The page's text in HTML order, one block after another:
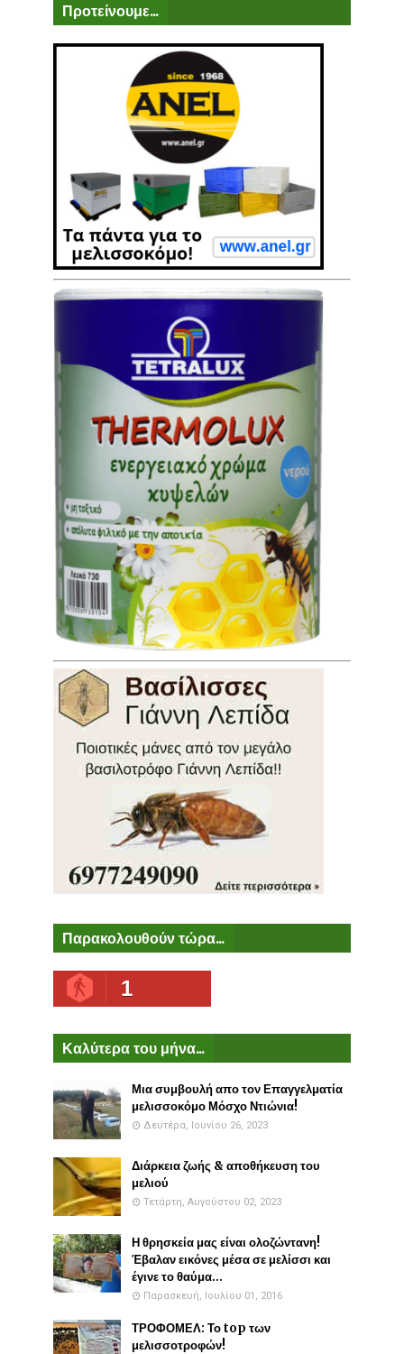
Προτείνουμε...
Παρακολουθούν τώρα...
1
Καλύτερα του μήνα...
Μια συμβουλή απο τον Επαγγελματία
μελισσοκόμο Μόσχο Ντιώνια!
Δευτέρα, Ιουνίου 26, 2023
Διάρκεια ζωής & αποθήκευση του
μελιού
Τετάρτη, Αυγούστου 02, 2023
Η θρησκεία μας είναι ολοζώντανη!
Έβαλαν εικόνες μέσα σε μελίσσι και
έγινε το θαύμα...
Παρασκευή, Ιουλίου 01, 2016
ΤΡΟΦΟΜΕΛ: Το top των
μελισσοτροφών!